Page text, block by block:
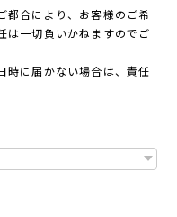
合により、お客様のご希
は一切負いかねますのでご
に届かない場合は、責任